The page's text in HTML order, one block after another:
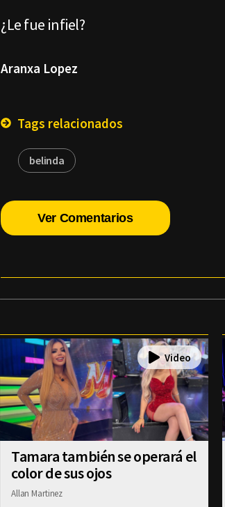
¿Le fue infiel?
Aranxa Lopez
Tags relacionados
belinda
Ver Comentarios
Tamara también se operará el
color de sus ojos
Allan Martinez